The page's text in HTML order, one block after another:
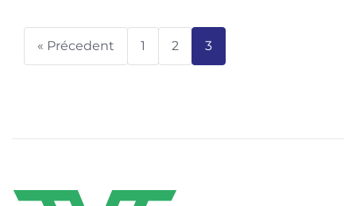
« Précedent 1 2 3